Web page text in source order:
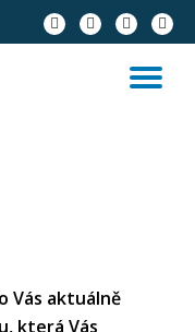
Vás aktuálně
která Vás